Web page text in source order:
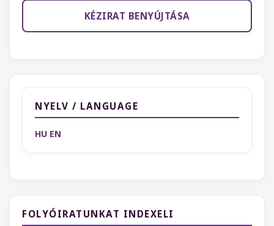
KÉZIRAT BENYÚJTÁSA
NYELV / LANGUAGE
HU EN
FOLYÓIRATUNKAT INDEXELI